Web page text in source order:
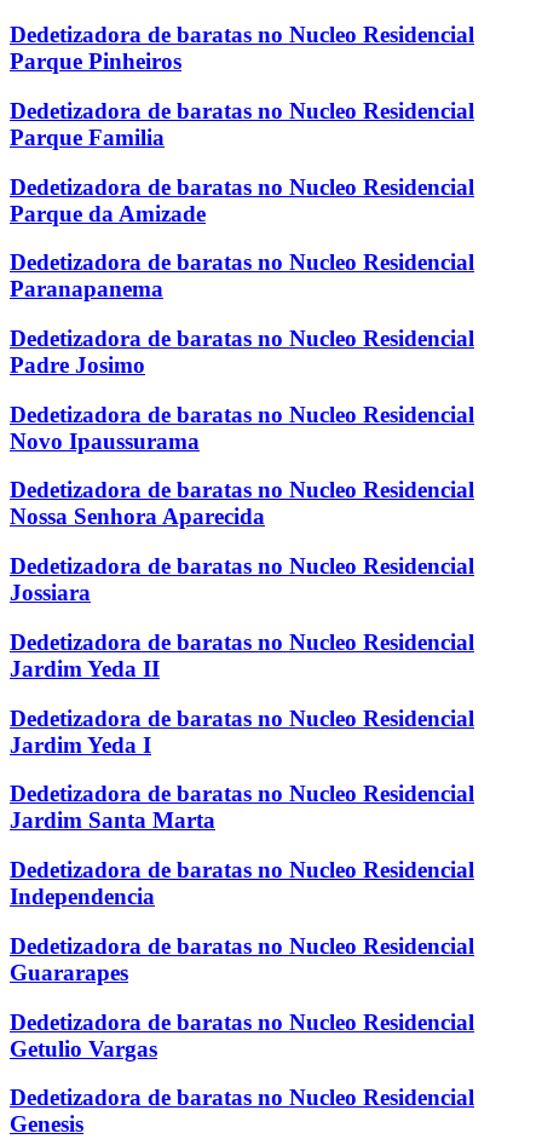
Dedetizadora de baratas no Nucleo Residencial
Parque Pinheiros
Dedetizadora de baratas no Nucleo Residencial
Parque Familia
Dedetizadora de baratas no Nucleo Residencial
Parque da Amizade
Dedetizadora de baratas no Nucleo Residencial
Paranapanema
Dedetizadora de baratas no Nucleo Residencial
Padre Josimo
Dedetizadora de baratas no Nucleo Residencial
Novo Ipaussurama
Dedetizadora de baratas no Nucleo Residencial
Nossa Senhora Aparecida
Dedetizadora de baratas no Nucleo Residencial
Jossiara
Dedetizadora de baratas no Nucleo Residencial
Jardim Yeda II
Dedetizadora de baratas no Nucleo Residencial
Jardim Yeda I
Dedetizadora de baratas no Nucleo Residencial
Jardim Santa Marta
Dedetizadora de baratas no Nucleo Residencial
Independencia
Dedetizadora de baratas no Nucleo Residencial
Guararapes
Dedetizadora de baratas no Nucleo Residencial
Getulio Vargas
Dedetizadora de baratas no Nucleo Residencial
Genesis